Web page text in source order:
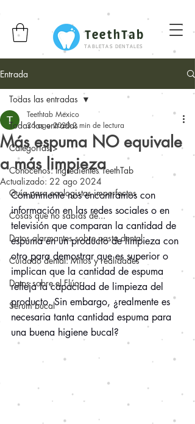
TeethTab
TABLETAS DENTALES
Entrada
Todas las entradas
Categorías >
Conócenos: Ingredientes TeethTab
Guía para ecologistas imperfectos
Cosas que no sabías de...
Datos alarmantes sobre pasta dental
Cuidado dental: Mitos y realidades
Datos sobre el Flúor
Serum bucal
Todas las entradas
Más espuma NO equivale
a más limpieza
Teethtab Mexico
26 ago 2020 2 min de lectura
Actualizado: 22 ago 2024
Comúnmente nos encontramos con
información en las redes sociales o en
televisión que comparan la cantidad de
espuma en un producto de limpieza con
otro para demostrar que es superior o
implican que la cantidad de espuma
refleja la capacidad de limpieza del
producto. Sin embargo, ¿realmente es
necesaria tanta cantidad espuma para
una buena higiene bucal?